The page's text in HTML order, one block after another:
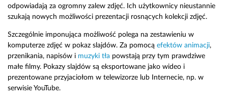
odpowiadają za ogromny zalew zdjęć. Ich użytkownicy nieustannie
szukają nowych możliwości prezentacji rosnących kolekcji zdjęć.
Szczególnie imponująca możliwość polega na zestawieniu w
komputerze zdjęć w pokaz slajdów. Za pomocą efektów animacji,
przenikania, napisów i muzyki tła powstają przy tym prawdziwe
małe filmy. Pokazy slajdów są eksportowane jako wideo i
prezentowane przyjaciołom w telewizorze lub Internecie, np. w
serwisie YouTube.